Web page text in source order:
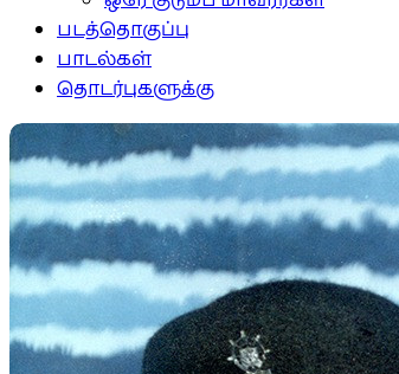
படத்தொகுப்பு
பாடல்கள்
தொடர்புகளுக்கு